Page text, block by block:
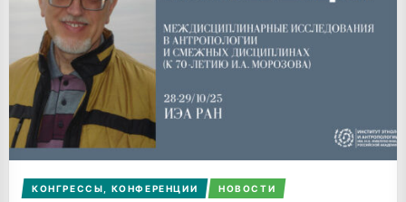
КОНГРЕССЫ, КОНФЕРЕНЦИИ НОВОСТИ